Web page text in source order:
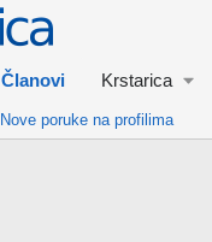
Članovi Krstarica
Nove poruke na profilima